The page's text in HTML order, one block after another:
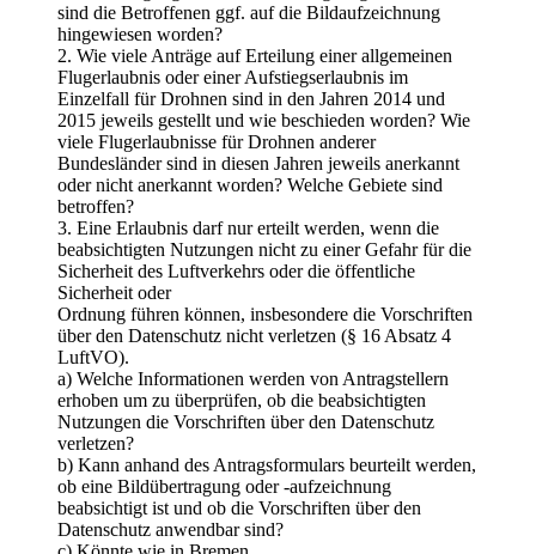
sind die Betroffenen ggf. auf die Bildaufzeichnung
hingewiesen worden?
2. Wie viele Anträge auf Erteilung einer allgemeinen
Flugerlaubnis oder einer Aufstiegserlaubnis im
Einzelfall für Drohnen sind in den Jahren 2014 und
2015 jeweils gestellt und wie beschieden worden? Wie
viele Flugerlaubnisse für Drohnen anderer
Bundesländer sind in diesen Jahren jeweils anerkannt
oder nicht anerkannt worden? Welche Gebiete sind
betroffen?
3. Eine Erlaubnis darf nur erteilt werden, wenn die
beabsichtigten Nutzungen nicht zu einer Gefahr für die
Sicherheit des Luftverkehrs oder die öffentliche
Sicherheit oder
Ordnung führen können, insbesondere die Vorschriften
über den Datenschutz nicht verletzen (§ 16 Absatz 4
LuftVO).
a) Welche Informationen werden von Antragstellern
erhoben um zu überprüfen, ob die beabsichtigten
Nutzungen die Vorschriften über den Datenschutz
verletzen?
b) Kann anhand des Antragsformulars beurteilt werden,
ob eine Bildübertragung oder -aufzeichnung
beabsichtigt ist und ob die Vorschriften über den
Datenschutz anwendbar sind?